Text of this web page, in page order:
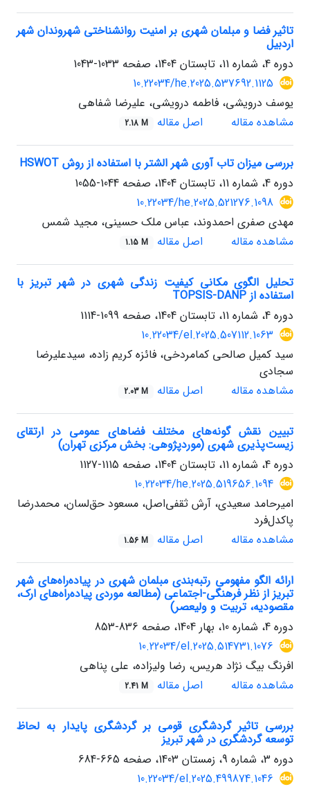
تاثیر فضا و مبلمان شهری بر امنیت روانشناختی شهروندان شهر
اردبیل
دوره 4، شماره 11، تابستان 1404، صفحه
1033-1043
10.22034/he.2025.537692.1125
یوسف درویشی، فاطمه درویشی، علیرضا شفاهی
مشاهده مقاله
اصل مقاله 2.18 M
بررسی میزان تاب آوری شهر الشتر با استفاده از روش HSWOT
دوره 4، شماره 11، تابستان 1404، صفحه
1044-1055
10.22034/he.2025.521276.1098
مهدی صفری احمدوند، عباس ملک حسینی، مجید شمس
مشاهده مقاله
اصل مقاله 1.15 M
تحلیل الگوی مکانی کیفیت زندگی شهری در شهر تبریز با
استفاده از TOPSIS-DANP
دوره 4، شماره 11، تابستان 1404، صفحه
1099-1114
10.22034/el.2025.507112.1063
سید کمیل صالحی کمامردخی، فائزه کریم زاده، سیدعلیرضا
سجادی
مشاهده مقاله
اصل مقاله 2.03 M
تبیین نقش گونه‌های مختلف فضاهای عمومی در ارتقای
زیست‌پذیری شهری (موردپژوهی: بخش مرکزی تهران)
دوره 4، شماره 11، تابستان 1404، صفحه
1115-1127
10.22034/he.2025.519656.1094
امیرحامد سعیدی، آرش ثقفی‌اصل، مسعود حق‌لسان، محمدرضا
پاکدل‌فرد
مشاهده مقاله
اصل مقاله 1.56 M
ارائه الگو مفهومی رتبه‌بندی مبلمان شهری در پیاده‌راه‌های شهر
تبریز از نظر فرهنگی-اجتماعی (مطالعه موردی پیاده‌راه‌های ارک،
مقصودیه، تربیت و ولیعصر)
دوره 4، شماره 10، بهار 1404، صفحه
836-853
10.22034/el.2025.514731.1076
افرنگ بیگ نژاد هریس، رضا ولیزاده، علی پناهی
مشاهده مقاله
اصل مقاله 2.41 M
بررسی تاثیر گردشگری قومی بر گردشگری پایدار به لحاظ
توسعه گردشگری در شهر تبریز
دوره 3، شماره 9، زمستان 1403، صفحه
665-684
10.22034/el.2025.499874.1046